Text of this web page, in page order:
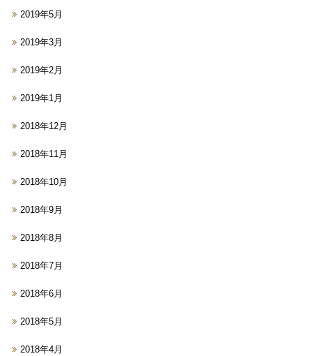
2019年5月
2019年3月
2019年2月
2019年1月
2018年12月
2018年11月
2018年10月
2018年9月
2018年8月
2018年7月
2018年6月
2018年5月
2018年4月